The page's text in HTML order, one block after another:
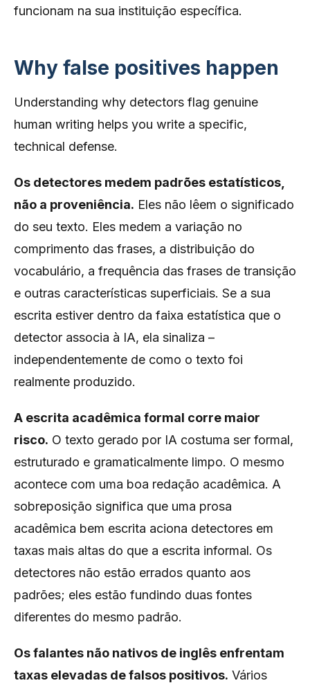
funcionam na sua instituição específica.
Why false positives happen
Understanding why detectors flag genuine
human writing helps you write a specific,
technical defense.
Os detectores medem padrões estatísticos,
não a proveniência. Eles não lêem o significado
do seu texto. Eles medem a variação no
comprimento das frases, a distribuição do
vocabulário, a frequência das frases de transição
e outras características superficiais. Se a sua
escrita estiver dentro da faixa estatística que o
detector associa à IA, ela sinaliza –
independentemente de como o texto foi
realmente produzido.
A escrita acadêmica formal corre maior
risco. O texto gerado por IA costuma ser formal,
estruturado e gramaticalmente limpo. O mesmo
acontece com uma boa redação acadêmica. A
sobreposição significa que uma prosa
acadêmica bem escrita aciona detectores em
taxas mais altas do que a escrita informal. Os
detectores não estão errados quanto aos
padrões; eles estão fundindo duas fontes
diferentes do mesmo padrão.
Os falantes não nativos de inglês enfrentam
taxas elevadas de falsos positivos. Vários